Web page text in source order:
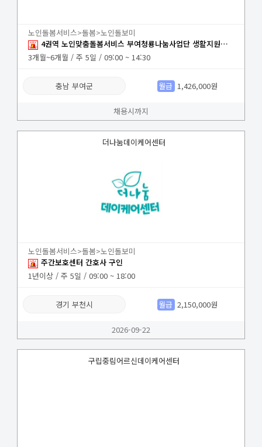
노인돌봄서비스>돌봄>노인돌보미
4권역 노인맞춤돌봄서비스 부여청룡나눔사업단 생활지원사(임천면) 채용
3개월~6개월 / 주 5일 / 09:00 ~ 14:30
충남 부여군 월급 1,426,000원
채용시까지
더나눔데이케어센터
노인돌봄서비스>돌봄>노인돌보미
주간보호센터 간호사 구인
1년이상 / 주 5일 / 09:00 ~ 18:00
경기 부천시 월급 2,150,000원
2026-09-22
구립중림어르신데이케어센터